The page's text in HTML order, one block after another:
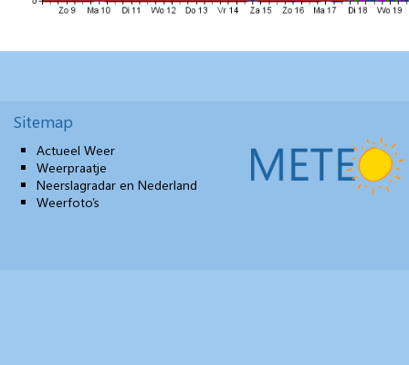
Sitemap
Actueel Weer
Weerpraatje
Neerslagradar en Nederland
Weerfoto’s